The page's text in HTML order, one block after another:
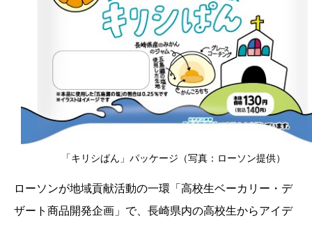
「キリシぱん」パッケージ（写真：ローソン提供）
ローソンが地域貢献活動の一環「高校生ベーカリー・デ
ザート商品開発企画」で、長崎県内の高校生からアイデ